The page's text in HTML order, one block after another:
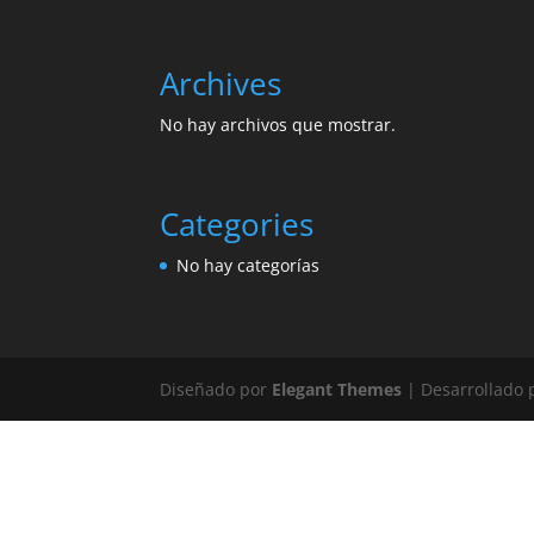
Archives
No hay archivos que mostrar.
Categories
No hay categorías
Diseñado por Elegant Themes | Desarrollado